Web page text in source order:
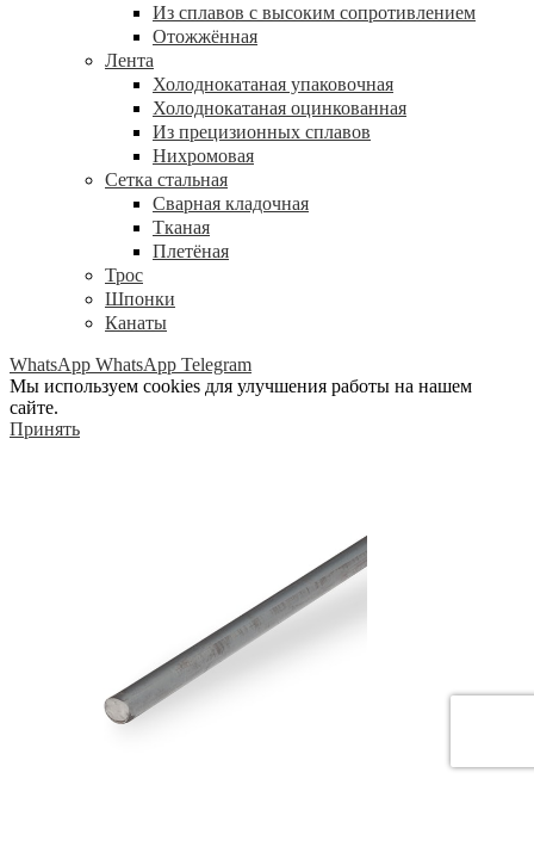
Из сплавов с высоким сопротивлением
Отожжённая
Лента
Холоднокатаная упаковочная
Холоднокатаная оцинкованная
Из прецизионных сплавов
Нихромовая
Сетка стальная
Сварная кладочная
Тканая
Плетёная
Трос
Шпонки
Канаты
WhatsApp WhatsApp Telegram
Мы используем cookies для улучшения работы на нашем
сайте.
Принять